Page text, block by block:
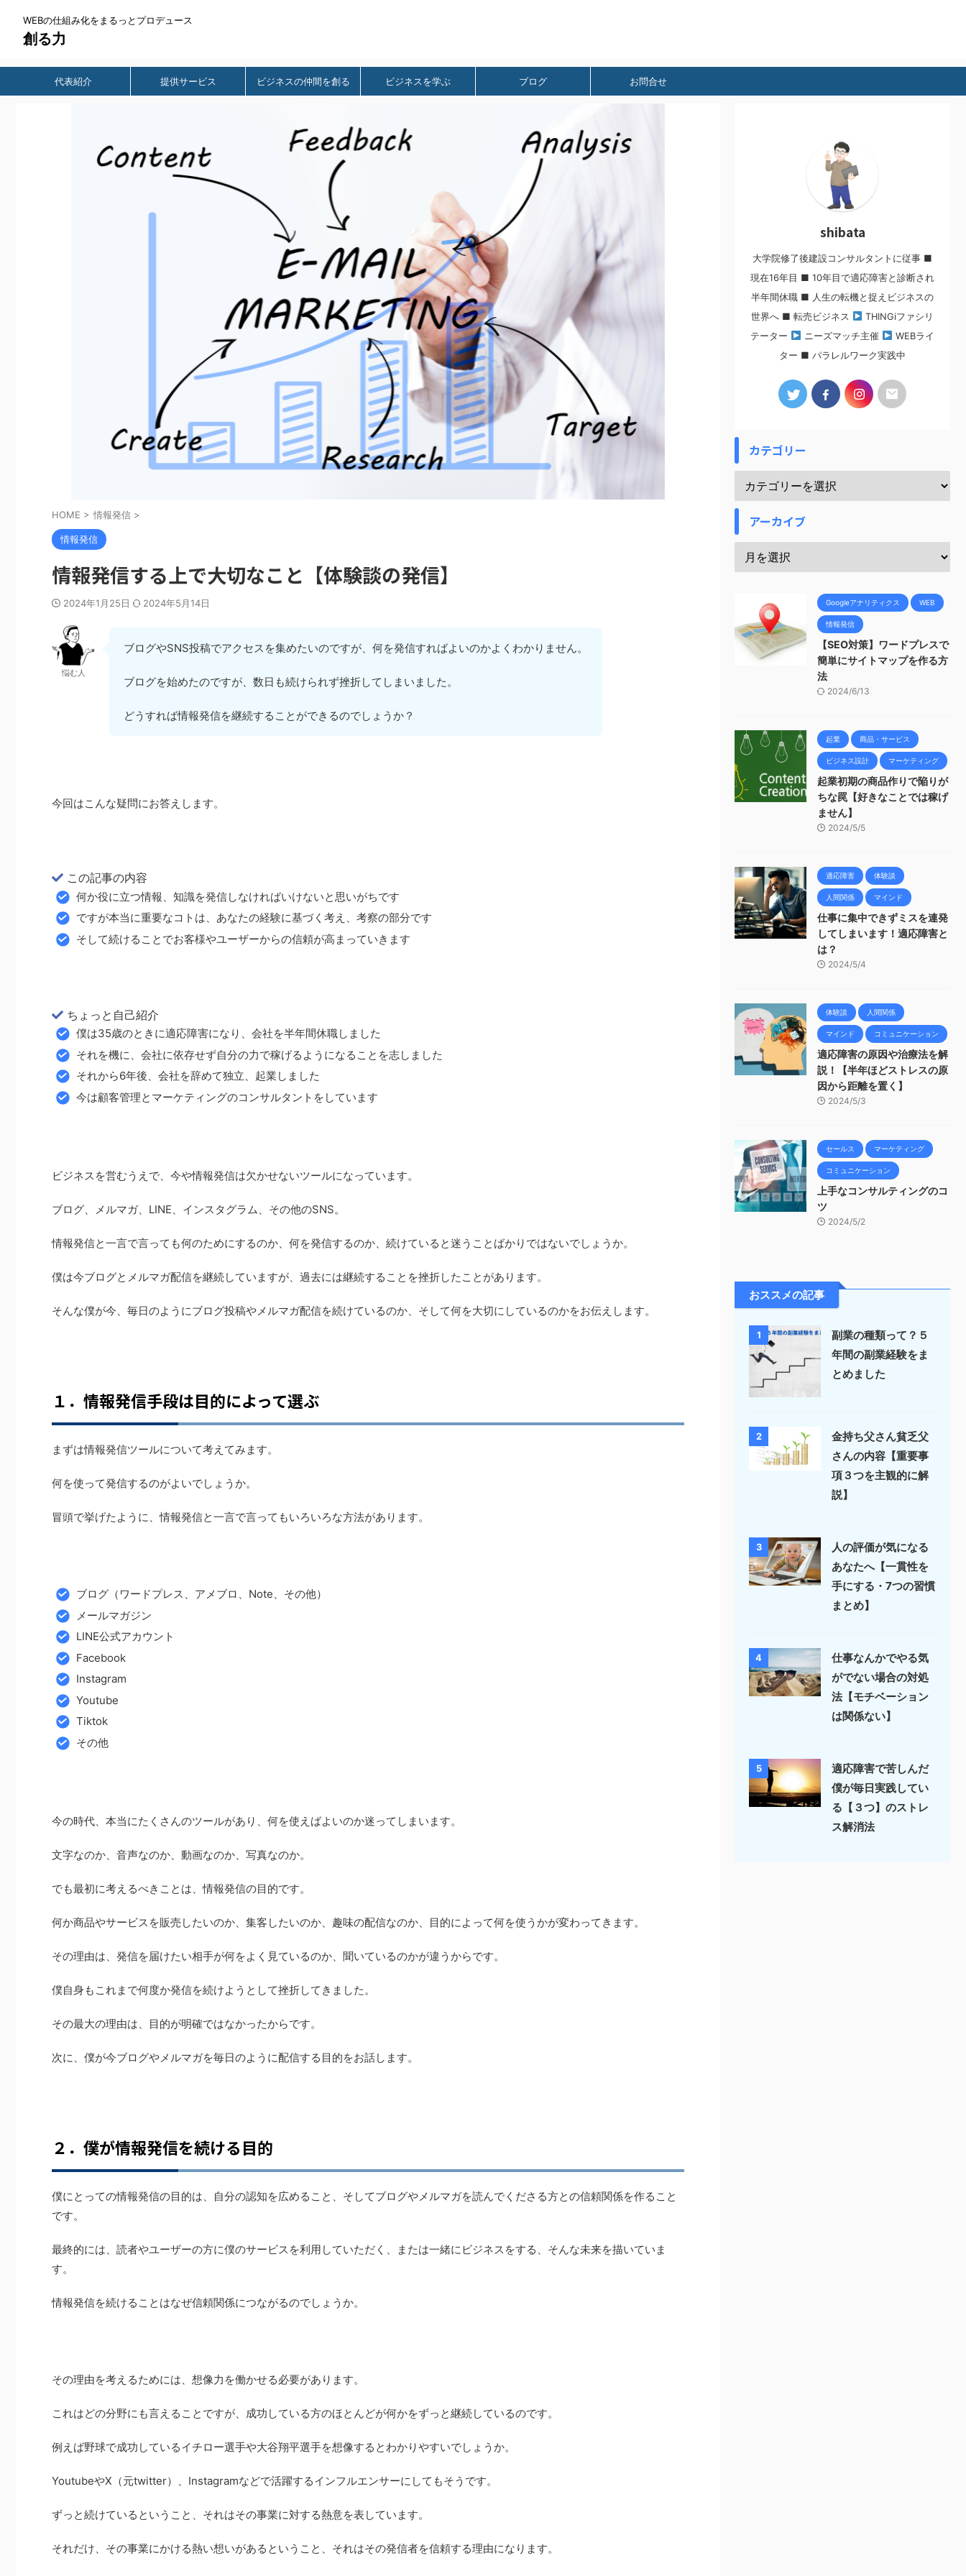
WEBの仕組み化をまるっとプロデュース
創る力
代表紹介 提供サービス ビジネスの仲間を創る ビジネスを学ぶ ブログ お問合せ
HOME > 情報発信 >
情報発信
情報発信する上で大切なこと【体験談の発信】
2024年1月25日 2024年5月14日
悩む人
ブログやSNS投稿でアクセスを集めたいのですが、何を発信すればよいのかよくわかりません。
ブログを始めたのですが、数日も続けられず挫折してしまいました。
どうすれば情報発信を継続することができるのでしょうか？
今回はこんな疑問にお答えします。
この記事の内容
何か役に立つ情報、知識を発信しなければいけないと思いがちです
ですが本当に重要なコトは、あなたの経験に基づく考え、考察の部分です
そして続けることでお客様やユーザーからの信頼が高まっていきます
ちょっと自己紹介
僕は35歳のときに適応障害になり、会社を半年間休職しました
それを機に、会社に依存せず自分の力で稼げるようになることを志しました
それから6年後、会社を辞めて独立、起業しました
今は顧客管理とマーケティングのコンサルタントをしています
ビジネスを営むうえで、今や情報発信は欠かせないツールになっています。
ブログ、メルマガ、LINE、インスタグラム、その他のSNS。
情報発信と一言で言っても何のためにするのか、何を発信するのか、続けていると迷うことばかりではないでしょうか。
僕は今ブログとメルマガ配信を継続していますが、過去には継続することを挫折したことがあります。
そんな僕が今、毎日のようにブログ投稿やメルマガ配信を続けているのか、そして何を大切にしているのかをお伝えします。
１．情報発信手段は目的によって選ぶ
まずは情報発信ツールについて考えてみます。
何を使って発信するのがよいでしょうか。
冒頭で挙げたように、情報発信と一言で言ってもいろいろな方法があります。
ブログ（ワードプレス、アメブロ、Note、その他）
メールマガジン
LINE公式アカウント
Facebook
Instagram
Youtube
Tiktok
その他
今の時代、本当にたくさんのツールがあり、何を使えばよいのか迷ってしまいます。
文字なのか、音声なのか、動画なのか、写真なのか。
でも最初に考えるべきことは、情報発信の目的です。
何か商品やサービスを販売したいのか、集客したいのか、趣味の配信なのか、目的によって何を使うかが変わってきます。
その理由は、発信を届けたい相手が何をよく見ているのか、聞いているのかが違うからです。
僕自身もこれまで何度か発信を続けようとして挫折してきました。
その最大の理由は、目的が明確ではなかったからです。
次に、僕が今ブログやメルマガを毎日のように配信する目的をお話します。
２．僕が情報発信を続ける目的
僕にとっての情報発信の目的は、自分の認知を広めること、そしてブログやメルマガを読んでくださる方との信頼関係を作ること
です。
最終的には、読者やユーザーの方に僕のサービスを利用していただく、または一緒にビジネスをする、そんな未来を描いていま
す。
情報発信を続けることはなぜ信頼関係につながるのでしょうか。
その理由を考えるためには、想像力を働かせる必要があります。
これはどの分野にも言えることですが、成功している方のほとんどが何かをずっと継続しているのです。
例えば野球で成功しているイチロー選手や大谷翔平選手を想像するとわかりやすいでしょうか。
YoutubeやX（元twitter）、Instagramなどで活躍するインフルエンサーにしてもそうです。
ずっと続けているということ、それはその事業に対する熱意を表しています。
それだけ、その事業にかける熱い想いがあるということ、それはその発信者を信頼する理由になります。
shibata
大学院修了後建設コンサルタントに従事 ■
現在16年目 ■ 10年目で適応障害と診断され
半年間休職 ■ 人生の転機と捉えビジネスの
世界へ ■ 転売ビジネス
THINGiファシリ
テーター
ニーズマッチ主催
WEBライ
ター ■ パラレルワーク実践中
カテゴリー
アーカイブ
Googleアナリティクス WEB
情報発信
【SEO対策】ワードプレスで
簡単にサイトマップを作る方
法
2024/6/13
起業 商品・サービス
ビジネス設計 マーケティング
起業初期の商品作りで陥りが
ちな罠【好きなことでは稼げ
ません】
2024/5/5
適応障害 体験談
人間関係 マインド
仕事に集中できずミスを連発
してしまいます！適応障害と
は？
2024/5/4
体験談 人間関係
マインド コミュニケーション
適応障害の原因や治療法を解
説！【半年ほどストレスの原
因から距離を置く】
2024/5/3
セールス マーケティング
コミュニケーション
上手なコンサルティングのコ
ツ
2024/5/2
おススメの記事
1
副業の種類って？５
年間の副業経験をま
とめました
2
金持ち父さん貧乏父
さんの内容【重要事
項３つを主観的に解
説】
3
人の評価が気になる
あなたへ【一貫性を
手にする・7つの習慣
まとめ】
4
仕事なんかでやる気
がでない場合の対処
法【モチベーション
は関係ない】
5
適応障害で苦しんだ
僕が毎日実践してい
る【３つ】のストレ
ス解消法